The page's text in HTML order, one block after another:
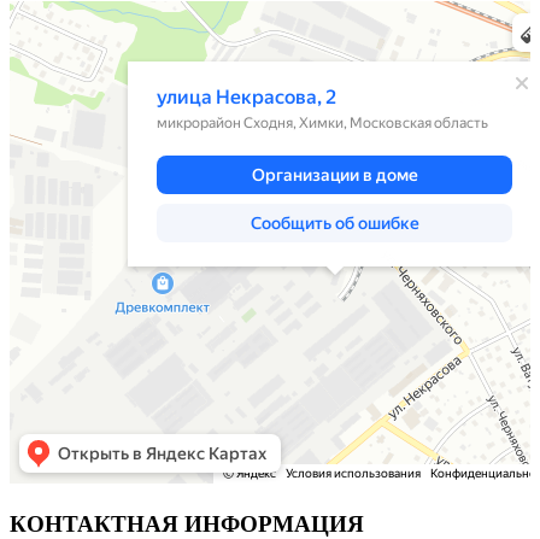
Химки
Яндекс Карты — транспорт, навигация, поиск мест
КОНТАКТНАЯ ИНФОРМАЦИЯ